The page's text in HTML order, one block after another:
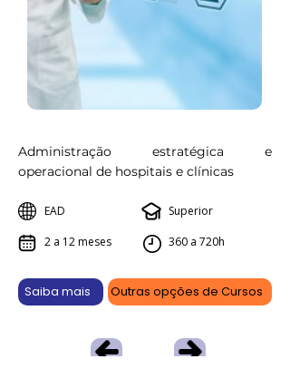
Administração estratégica e
operacional de hospitais e clínicas
EAD
2 a 12 meses
Superior
360 a 720h
Saiba mais Outras opções de Cursos